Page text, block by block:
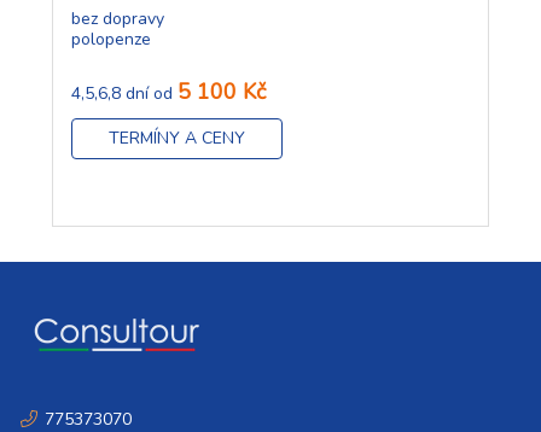
bez dopravy
polopenze
4,5,6,8 dní od 5 100 Kč
TERMÍNY A CENY
775373070